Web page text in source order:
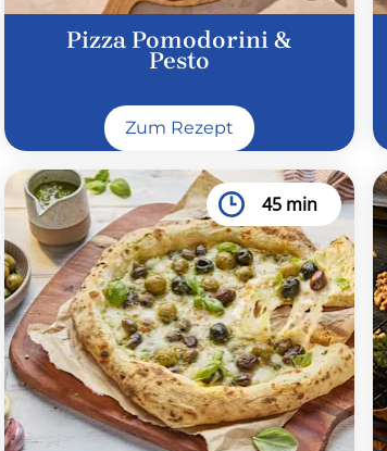
Pizza Pomodorini &
Pesto​
Zum Rezept
45 min